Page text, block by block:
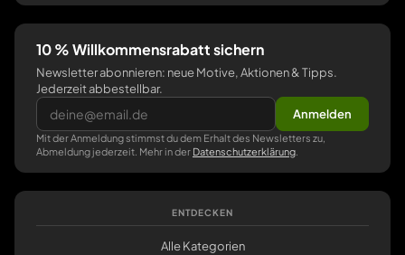
10 % Willkommensrabatt sichern
Newsletter abonnieren: neue Motive, Aktionen & Tipps.
Jederzeit abbestellbar.
Anmelden
Mit der Anmeldung stimmst du dem Erhalt des Newsletters zu,
Abmeldung jederzeit. Mehr in der Datenschutzerklärung
ENTDECKEN
Alle Kategorien